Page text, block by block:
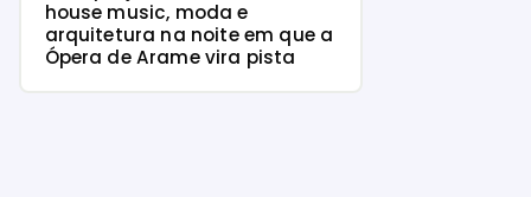
house music, moda e
arquitetura na noite em que a
Ópera de Arame vira pista